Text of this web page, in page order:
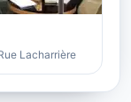
Lacharrière